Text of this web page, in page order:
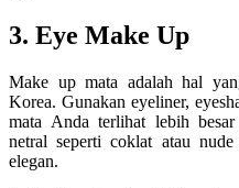
3. Eye Make Up
Make up mata adalah hal
Korea. Gunakan eyeliner,
mata Anda terlihat lebih
netral seperti coklat atau
elegan.